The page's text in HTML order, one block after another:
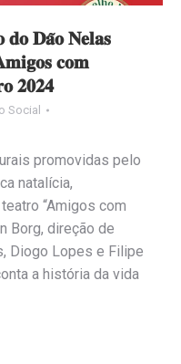
𝐝𝐨 𝐃𝐚̃𝐨 𝐍𝐞𝐥𝐚𝐬
𝐜𝐨𝐦
𝟐𝟎𝟐𝟒
Social
promovidas pelo
natalícia,
“Amigos com
Borg, direção de
Diogo Lopes e Filipe
a história da vida